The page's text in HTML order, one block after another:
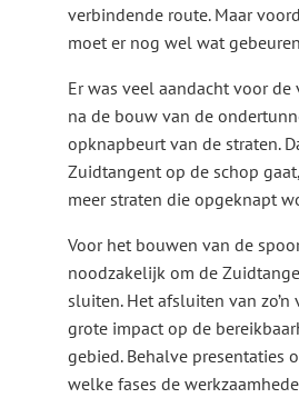
verbindende route. Maar
moet er nog wel wat
Er was veel aandacht voor
na de bouw van de
opknapbeurt van de straten.
Zuidtangent op de schop
meer straten die opgeknapt
Voor het bouwen van de
noodzakelijk om de
sluiten. Het afsluiten van zo’n
grote impact op de
gebied. Behalve presentaties
welke fases de